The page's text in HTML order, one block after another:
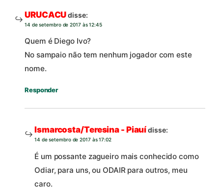
URUCACUdisse:
14 de setembro de 2017 às 12:45
Quem é Diego Ivo?
No sampaio não tem nenhum jogador com este
nome.
Responder
Ismarcosta/Teresina - Piauídisse:
14 de setembro de 2017 às 17:02
É um possante zagueiro mais conhecido como
Odiar, para uns, ou ODAIR para outros, meu
caro.